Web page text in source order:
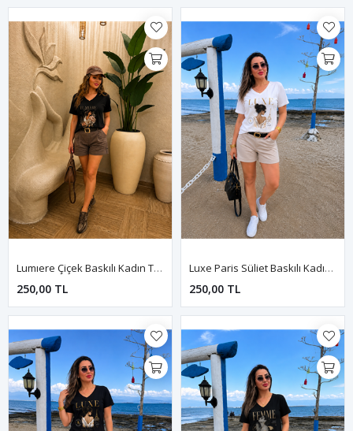
Lumıere Çiçek Baskılı Kadın Tişört-Siyah
250,00 TL
Luxe Paris Süliet Baskılı Kadın Tişört-Beyaz
250,00 TL